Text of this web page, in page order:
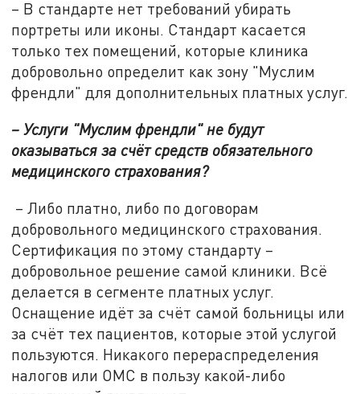
– В стандарте нет требований убирать
портреты или иконы. Стандарт касается
только тех помещений, которые клиника
добровольно определит как зону "Муслим
френдли" для дополнительных платных услуг.
– Услуги "Муслим френдли" не будут
оказываться за счёт средств обязательного
медицинского страхования?
– Либо платно, либо по договорам
добровольного медицинского страхования.
Сертификация по этому стандарту –
добровольное решение самой клиники. Всё
делается в сегменте платных услуг.
Оснащение идёт за счёт самой больницы или
за счёт тех пациентов, которые этой услугой
пользуются. Никакого перераспределения
налогов или ОМС в пользу какой-либо